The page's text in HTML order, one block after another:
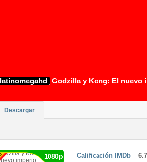
latinomegahd Godzilla y Kong: El nuevo
Descargar
1080p Calificación IMDb